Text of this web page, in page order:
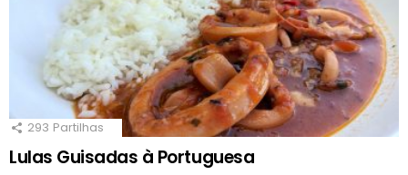
293 Partilhas
Lulas Guisadas à Portuguesa